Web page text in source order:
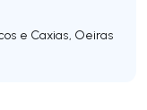
e Caxias, Oeiras